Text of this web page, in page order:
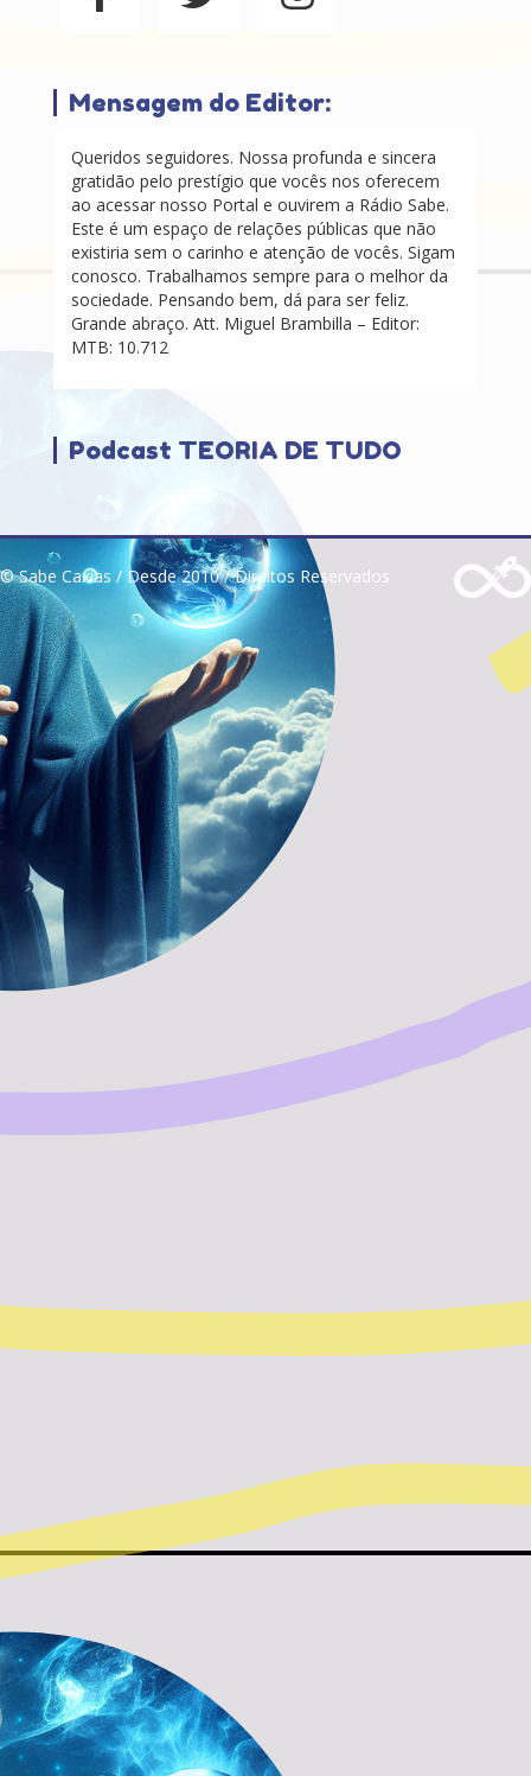
Mensagem do Editor:
Queridos seguidores. Nossa profunda e sincera
gratidão pelo prestígio que vocês nos oferecem
ao acessar nosso Portal e ouvirem a Rádio Sabe.
Este é um espaço de relações públicas que não
existiria sem o carinho e atenção de vocês. Sigam
conosco. Trabalhamos sempre para o melhor da
sociedade. Pensando bem, dá para ser feliz.
Grande abraço. Att. Miguel Brambilla – Editor:
MTB: 10.712
Podcast TEORIA DE TUDO
© Sabe Caxias / Desde 2010 / Direitos Reservados